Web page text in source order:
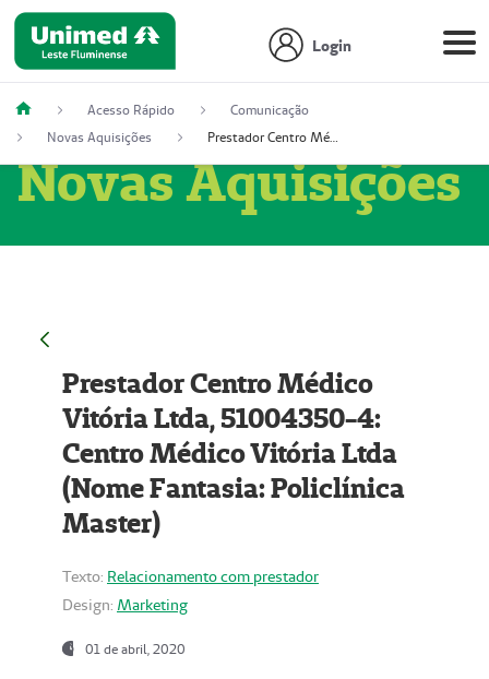
Login
Acesso Rápido
Comunicação
Novas Aquisições
Prestador Centro Médico Vitória Ltda, 51004350-4: Centro Médico Vitória Ltda (Nome Fantasia: Policlínica Master)
Novas Aquisições
Prestador Centro Médico
Vitória Ltda, 51004350-4:
Centro Médico Vitória Ltda
(Nome Fantasia: Policlínica
Master)
Texto: Relacionamento com prestador
Design: Marketing
01 de abril, 2020